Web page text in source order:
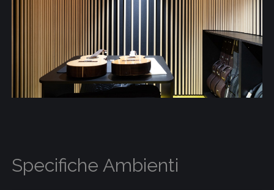
Specifiche Ambienti